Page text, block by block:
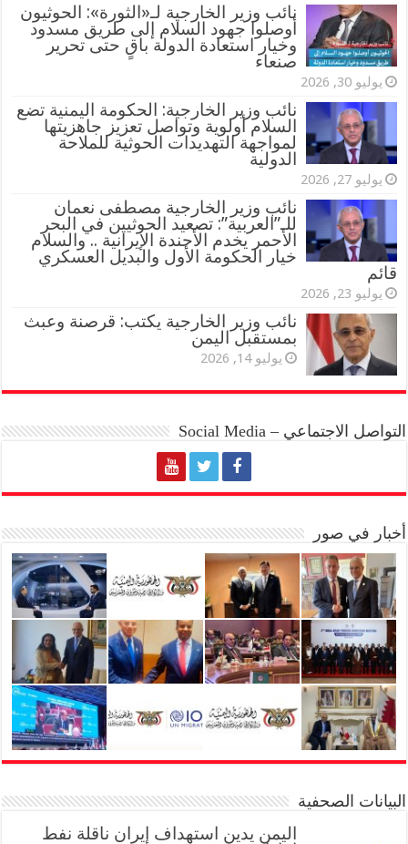
‏نائب وزير الخارجية لـ«الثورة»: الحوثيون
أوصلوا جهود السلام إلى طريق مسدود
وخيار استعادة الدولة باقٍ حتى تحرير
صنعاء
يوليو 30, 2026
نائب وزير الخارجية: الحكومة اليمنية تضع
السلام أولوية وتواصل تعزيز جاهزيتها
لمواجهة التهديدات الحوثية للملاحة
الدولية
يوليو 27, 2026
نائب وزير الخارجية مصطفى نعمان
للـ”العربية”: تصعيد الحوثيين في البحر
الأحمر يخدم الأجندة الإيرانية .. والسلام
خيار الحكومة الأول والبديل العسكري
قائم
يوليو 23, 2026
نائب وزير الخارجية يكتب: قرصنة وعبث
بمستقبل اليمن
يوليو 14, 2026
التواصل الاجتماعي – Social Media
أخبار في صور
البيانات الصحفية
اليمن يدين استهداف إيران ناقلة نفط